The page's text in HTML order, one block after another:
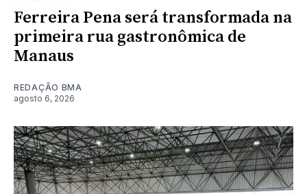
Ferreira Pena será transformada na
primeira rua gastronômica de
Manaus
REDAÇÃO BMA
agosto 6, 2026